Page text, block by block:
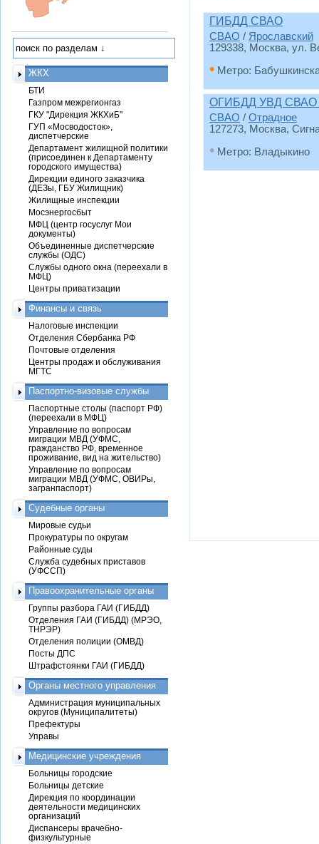
ГИБДД СВАО
СВАО / Ярославский
129338, Москва, ул.
• Метро:
ОГИБДД УВД СВАО
СВАО / Отрадное
127273, Москва,
• Метро: Владыкино
ЖКХ
БТИ
Газпром межрегионгаз
ГКУ "Дирекция ЖКХиБ"
ГУП «Мосводосток»,
диспетчерские
Департамент жилищной политики
(присоединен к Департаменту
городского имущества)
Дирекции единого заказчика
(ДЕЗы, ГБУ Жилищник)
Жилищные инспекции
Мосэнергосбыт
МФЦ (центр госуслуг Мои
документы)
Объединенные диспетчерские
службы (ОДС)
Службы одного окна (переехали в
МФЦ)
Центры приватизации
Финансы и связь
Налоговые инспекции
Отделения Сбербанка РФ
Почтовые отделения
Центры продаж и обслуживания
МГТС
Паспортно-визовые службы
Паспортные столы (паспорт РФ)
(переехали в МФЦ)
Управление по вопросам
миграции МВД (УФМС,
гражданство РФ, временное
проживание, вид на жительство)
Управление по вопросам
миграции МВД (УФМС, ОВИРы,
загранпаспорт)
Судебные органы
Мировые судьи
Прокуратуры по округам
Районные суды
Служба судебных приставов
(УФССП)
Правоохранительные органы
Группы разбора ГАИ (ГИБДД)
Отделения ГАИ (ГИБДД) (МРЭО,
ТНРЭР)
Отделения полиции (ОМВД)
Посты ДПС
Штрафстоянки ГАИ (ГИБДД)
Органы местного управления
Администрация муниципальных
округов (Муниципалитеты)
Префектуры
Управы
Медицинские учреждения
Больницы городские
Больницы детские
Дирекция по координации
деятельности медицинских
организаций
Диспансеры врачебно-
физкультурные